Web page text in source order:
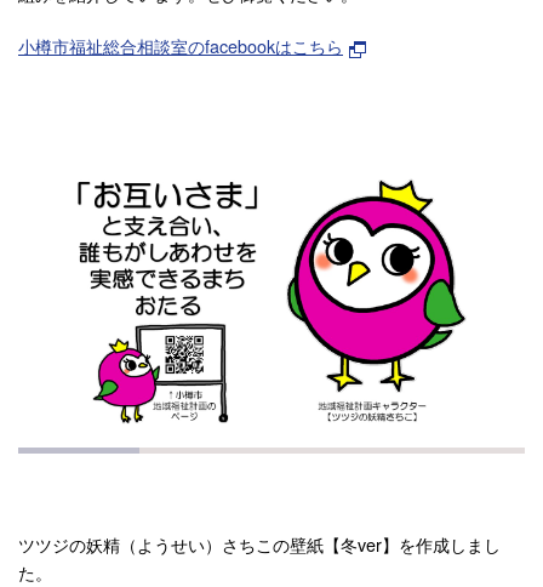
小樽市福祉総合相談室のfacebookはこちら
ツツジの妖精（ようせい）さちこの壁紙【冬ver】を作成しまし
た。